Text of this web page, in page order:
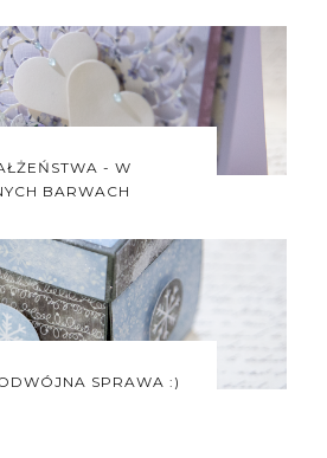
- W
BARWACH
SPRAWA :)